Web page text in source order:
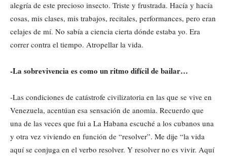
alegría de este precioso insecto. Triste y frustrada. Hacía y hacía
cosas, mis clases, mis trabajos, recitales, performances, pero eran
celajes de mí. No sabía a ciencia cierta dónde estaba yo. Era
correr contra el tiempo. Atropellar la vida.
-La sobrevivencia es como un ritmo difícil de bailar…
-Las condiciones de catástrofe civilizatoria en las que se vive en
Venezuela, acentúan esa sensación de anomia. Recuerdo que
una de las veces que fui a La Habana escuché a los cubanos una
y otra vez viviendo en función de “resolver”. Me dije “la vida
aquí se conjuga en el verbo resolver. Y resolver no es vivir. Aquí